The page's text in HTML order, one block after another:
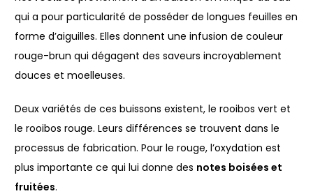
qui a pour particularité de posséder de longues feuilles en
forme d’aiguilles. Elles donnent une infusion de couleur
rouge-brun qui dégagent des saveurs incroyablement
douces et moelleuses.
Deux variétés de ces buissons existent, le rooibos vert et
le rooibos rouge. Leurs différences se trouvent dans le
processus de fabrication. Pour le rouge, l’oxydation est
plus importante ce qui lui donne des notes boisées et
fruitées.